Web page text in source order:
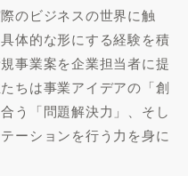
のビジネスの世界に触
体的な形にする経験を積
事業案を企業担当者に提
ちは事業アイデアの「創
う「問題解決力」、そし
ーションを行う力を身に